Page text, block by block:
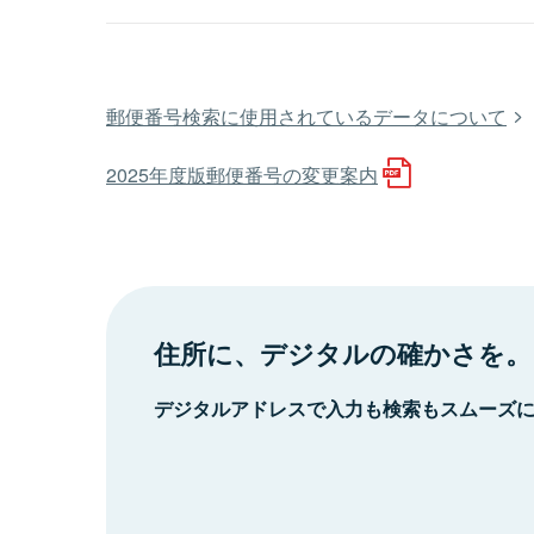
郵便番号検索に使用されているデータについて
2025年度版郵便番号の変更案内
住所に、デジタルの確かさを。
デジタルアドレスで入力も検索もスムーズ